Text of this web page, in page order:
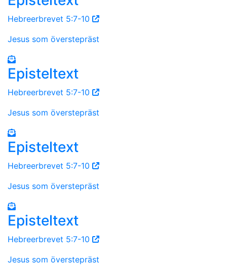
Hebreerbrevet 5:7-10
Jesus som överstepräst
Episteltext
Hebreerbrevet 5:7-10
Jesus som överstepräst
Episteltext
Hebreerbrevet 5:7-10
Jesus som överstepräst
Episteltext
Hebreerbrevet 5:7-10
Jesus som överstepräst